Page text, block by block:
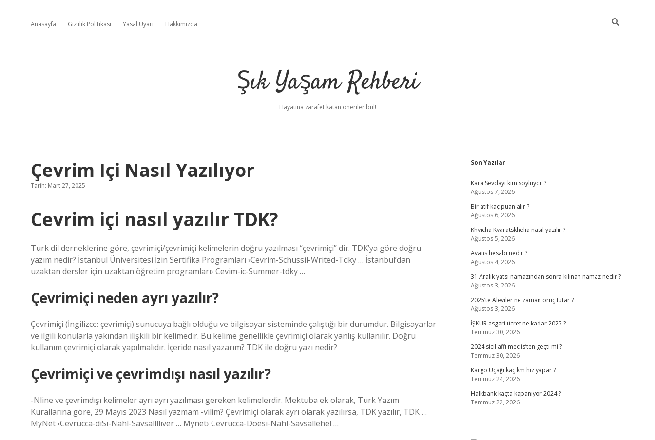
Anasayfa Gizlilik Politikası Yasal Uyarı Hakkımızda
Şık Yaşam Rehberi
Hayatına zarafet katan öneriler bul!
Çevrim Içi Nasıl Yazılıyor
Tarih: Mart 27, 2025
Cevrim içi nasıl yazılır TDK?
Türk dil derneklerine göre, çevrimiçi/çevrimiçi kelimelerin doğru yazılması “çevrimiçi” dir. TDK’ya göre doğru
yazım nedir? İstanbul Üniversitesi İzin Sertifika Programları ›Cevrim-Schussil-Writed-Tdky … İstanbul’dan
uzaktan dersler için uzaktan öğretim programları› Cevim-ic-Summer-tdky …
Çevrimiçi neden ayrı yazılır?
Çevrimiçi (İngilizce: çevrimiçi) sunucuya bağlı olduğu ve bilgisayar sisteminde çalıştığı bir durumdur. Bilgisayarlar
ve ilgili konularla yakından ilişkili bir kelimedir. Bu kelime genellikle çevrimiçi olarak yanlış kullanılır. Doğru
kullanım çevrimiçi olarak yapılmalıdır. İçeride nasıl yazarım? TDK ile doğru yazı nedir?
Çevrimiçi ve çevrimdışı nasıl yazılır?
-Nline ve çevrimdışı kelimeler ayrı ayrı yazılması gereken kelimelerdir. Mektuba ek olarak, Türk Yazım
Kurallarına göre, 29 Mayıs 2023 Nasıl yazmam -vilim? Çevrimiçi olarak ayrı olarak yazılırsa, TDK yazılır, TDK …
MyNet ›Cevrucca-diSi-Nahl-Savsalllliver … Mynet› Cevrucca-Doesi-Nahl-Savsallehel …
Sidebar
Son Yazılar
Kara Sevdayı kim söylüyor ?
Ağustos 7, 2026
Bir atıf kaç puan alır ?
Ağustos 6, 2026
Khvicha Kvaratskhelia nasıl yazılır ?
Ağustos 5, 2026
Avans hesabı nedir ?
Ağustos 4, 2026
31 Aralık yatsı namazından sonra kılınan namaz nedir ?
Ağustos 3, 2026
2025’te Aleviler ne zaman oruç tutar ?
Ağustos 3, 2026
İŞKUR asgari ücret ne kadar 2025 ?
Temmuz 30, 2026
2024 sicil affı meclis’ten geçti mi ?
Temmuz 30, 2026
Kargo Uçağı kaç km hız yapar ?
Temmuz 24, 2026
Halkbank kaçta kapanıyor 2024 ?
Temmuz 22, 2026